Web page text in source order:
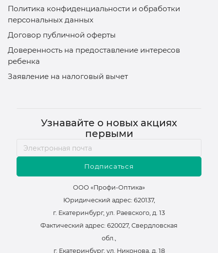
Политика конфиденциальности и обработки
персональных данных
Договор публичной оферты
Доверенность на предоставление интересов
ребенка
Заявление на налоговый вычет
Узнавайте о новых акциях
первыми
Подписаться
ООО «Профи-Оптика»
Юридический адрес: 620137,
г. Екатеринбург, ул. Раевского, д. 13
Фактический адрес: 620027, Свердловская
обл.,
г. Екатеринбург, ул. Никонова, д. 18